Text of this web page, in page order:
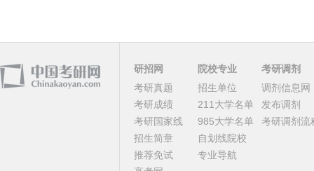
研招网
考研真题
考研成绩
考研国家线
招生简章
推荐免试
院校专业
招生单位
211大学名单
985大学名单
自划线院校
专业导航
考研调剂
调剂信息网
发布调剂
考研调剂流